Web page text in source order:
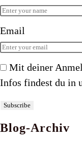
Email
Mit deiner
Infos findest du in
Blog-Archiv